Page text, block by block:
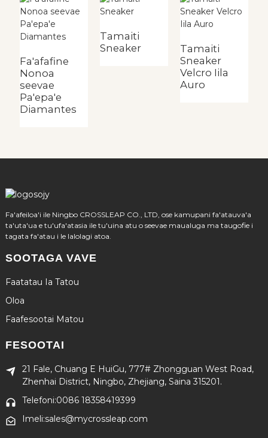
Fa'afafine
Nonoa
seevae
Pa'epa'e
Diamantes
Tamaiti
Sneaker
Tamaiti
Sneaker
Velcro Iila
Auro
Fa'afeiloa'i ile Ningbo CROSSLEAP CO., LTD, ose kamupani fa'atauva'a
ta'uta'ua e tu'ufa'atasia ile tu'uina atu o seevae maualuga ma taugofie i
tagata fa'atau i le lalolagi atoa.
SOOTAGA VAVE
Faatatau Ia Tatou
Oloa
Faafesootai Matou
FESOOTAI
21 Fale, Chuang E HuiGu, 777# Zhongguan West Road,
Zhenhai District, Ningbo, Zhejiang, Saina 315201.
Telefoni:0086 18358419399
Imeli:sales@mycrossleap.com